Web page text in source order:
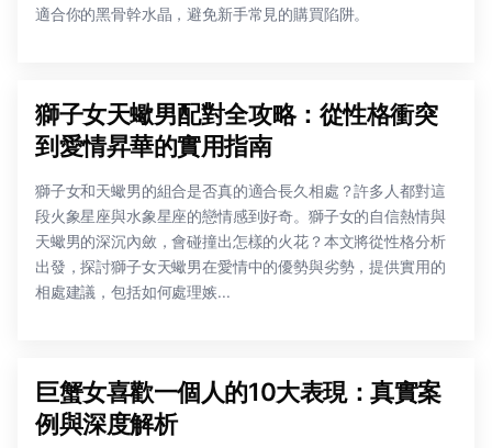
適合你的黑骨幹水晶，避免新手常見的購買陷阱。
獅子女天蠍男配對全攻略：從性格衝突
到愛情昇華的實用指南
獅子女和天蠍男的組合是否真的適合長久相處？許多人都對這
段火象星座與水象星座的戀情感到好奇。獅子女的自信熱情與
天蠍男的深沉內斂，會碰撞出怎樣的火花？本文將從性格分析
出發，探討獅子女天蠍男在愛情中的優勢與劣勢，提供實用的
相處建議，包括如何處理嫉...
巨蟹女喜歡一個人的10大表現：真實案
例與深度解析